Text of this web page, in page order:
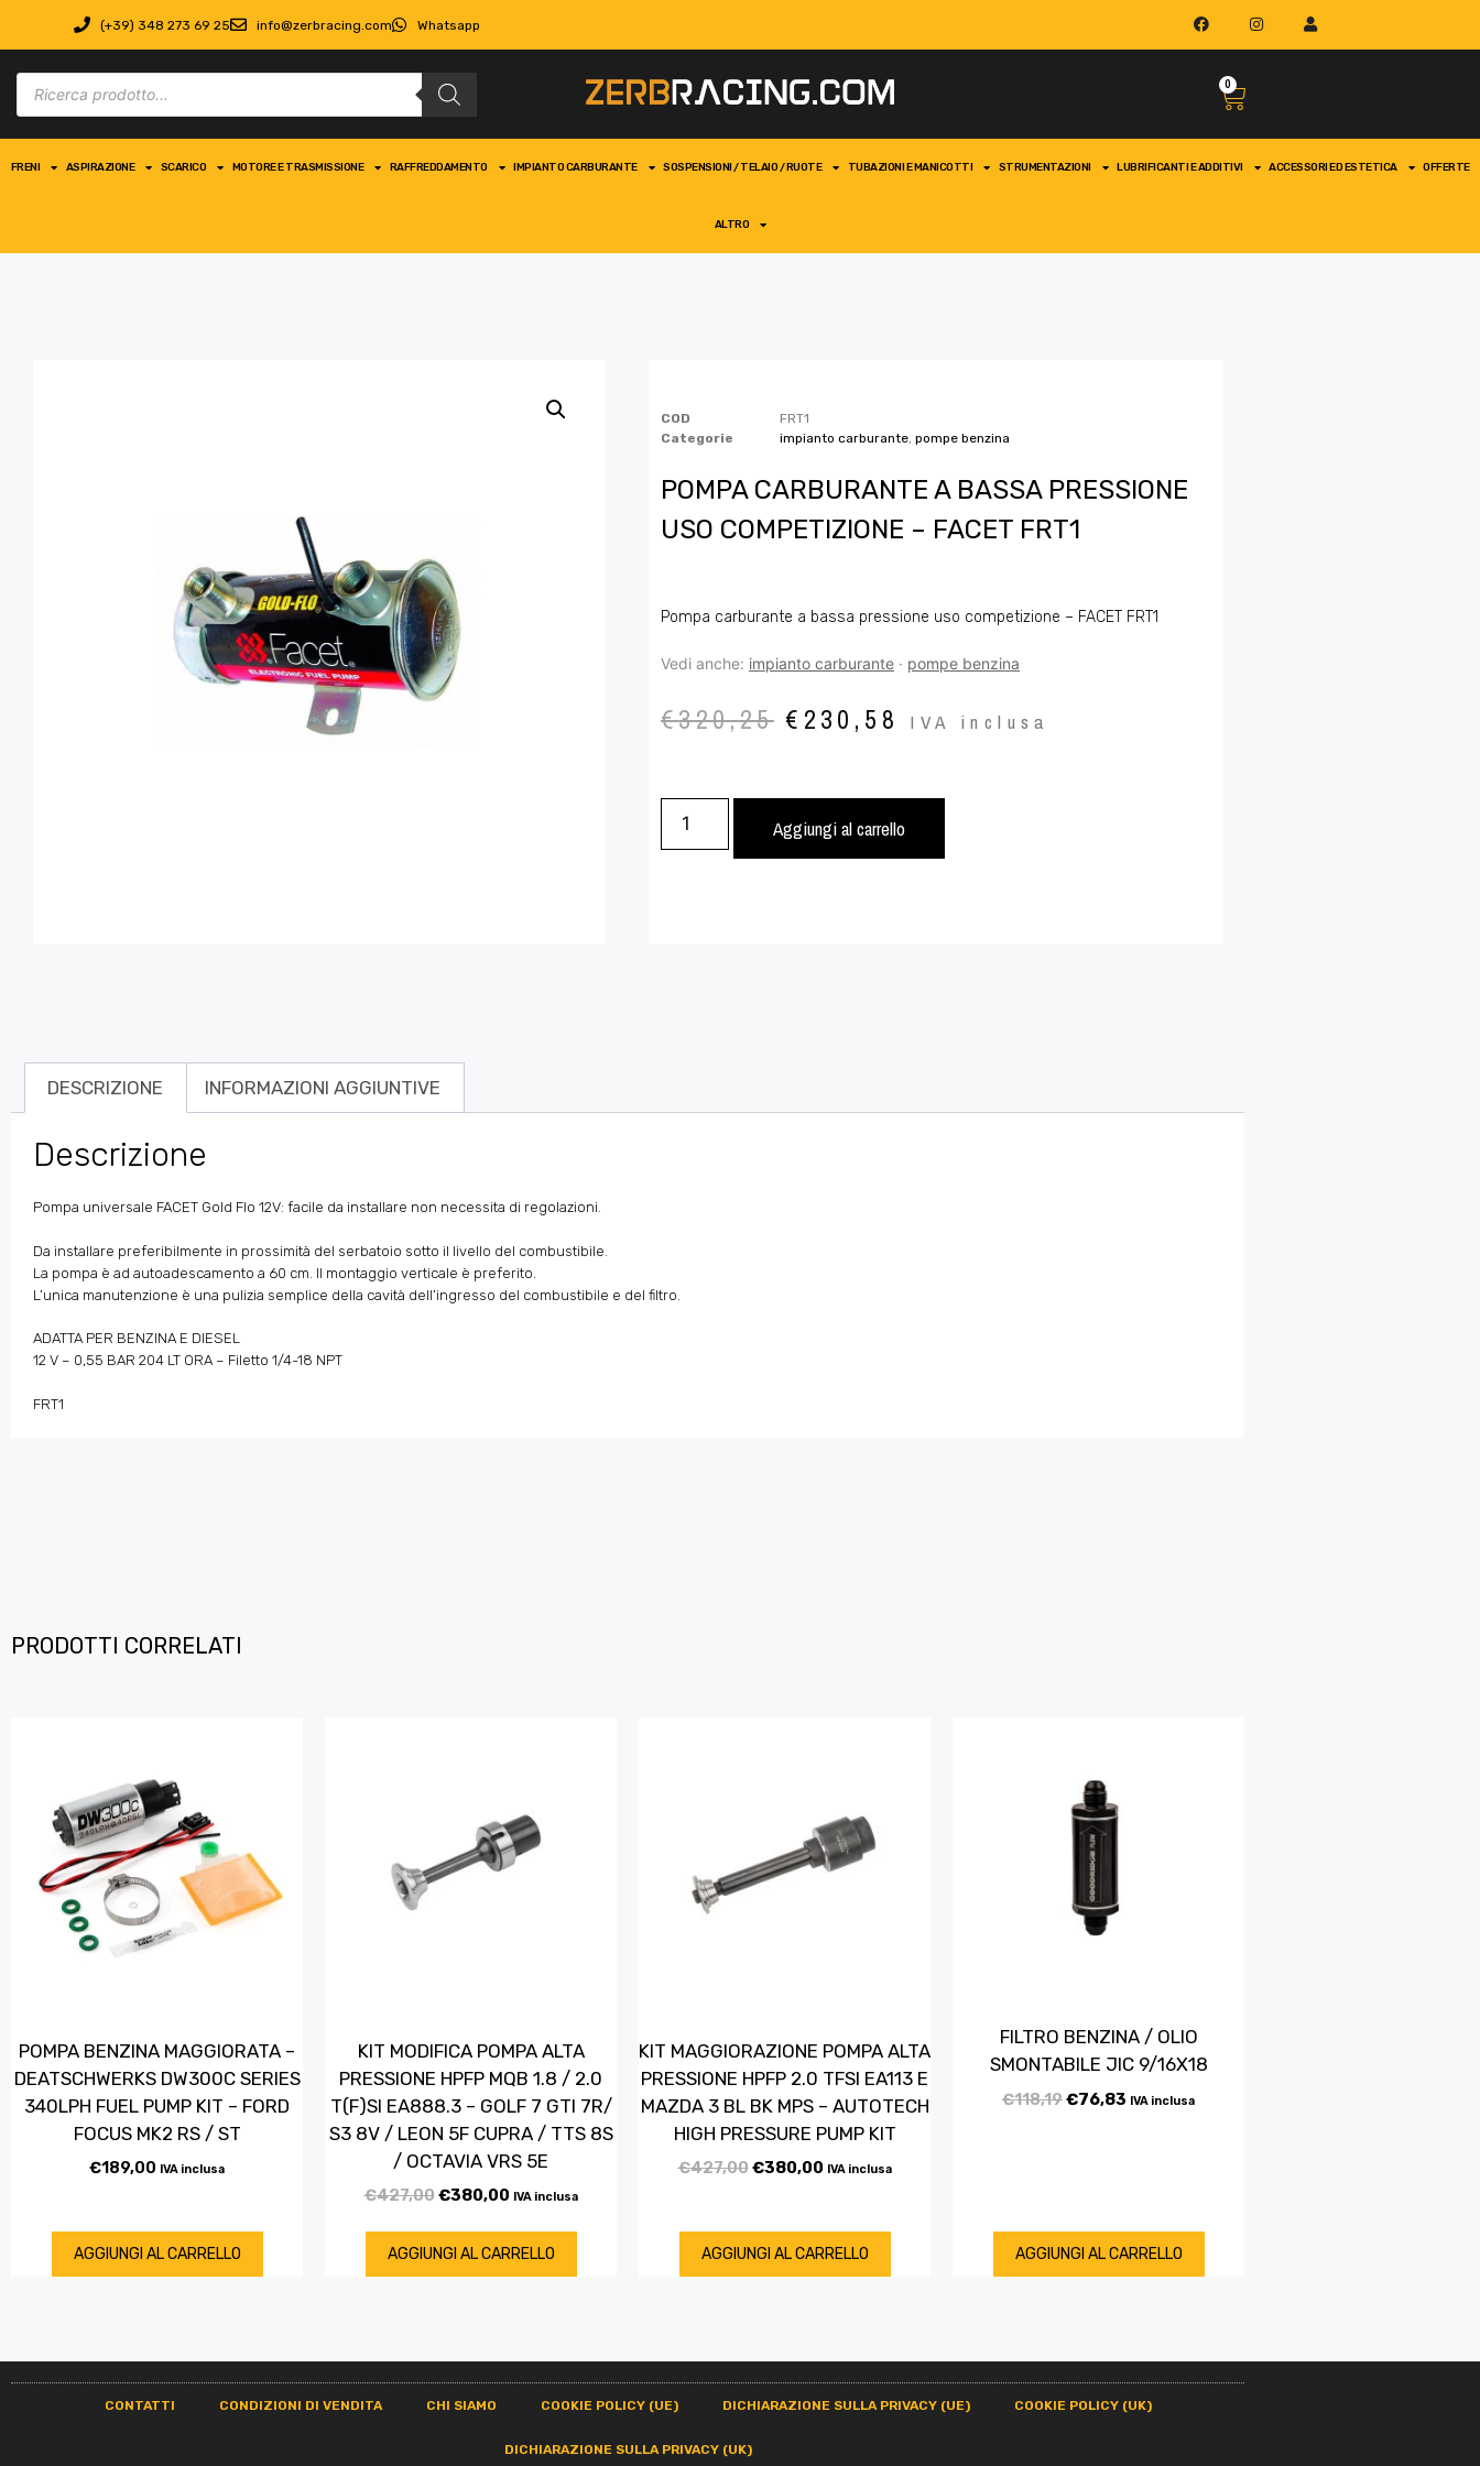
(+39) 348 273 69 25 info@zerbracing.com Whatsapp
0
FRENI ASPIRAZIONE SCARICO MOTORE E TRASMISSIONE RAFFREDDAMENTO IMPIANTO CARBURANTE SOSPENSIONI / TELAIO / RUOTE TUBAZIONI E MANICOTTI STRUMENTAZIONI LUBRIFICANTI E ADDITIVI ACCESSORI ED ESTETICA OFFERTE
ALTRO
COD
FRT1
Categorie
impianto carburante, pompe benzina
POMPA CARBURANTE A BASSA PRESSIONE
USO COMPETIZIONE – FACET FRT1
Pompa carburante a bassa pressione uso competizione – FACET FRT1
Vedi anche: impianto carburante · pompe benzina
€320,25 € 230,58 IVA inclusa
Aggiungi al carrello
DESCRIZIONE INFORMAZIONI AGGIUNTIVE
Descrizione
Pompa universale FACET Gold Flo 12V: facile da installare non necessita di regolazioni.
Da installare preferibilmente in prossimità del serbatoio sotto il livello del combustibile.
La pompa è ad autoadescamento a 60 cm. Il montaggio verticale è preferito.
L’unica manutenzione è una pulizia semplice della cavità dell’ingresso del combustibile e del filtro.
ADATTA PER BENZINA E DIESEL
12 V – 0,55 BAR 204 LT ORA – Filetto 1/4-18 NPT
FRT1
PRODOTTI CORRELATI
POMPA BENZINA MAGGIORATA –
DEATSCHWERKS DW300C SERIES
340LPH FUEL PUMP KIT – FORD
FOCUS MK2 RS / ST
€189,00 IVA inclusa
AGGIUNGI AL CARRELLO
KIT MODIFICA POMPA ALTA
PRESSIONE HPFP MQB 1.8 / 2.0
T(F)SI EA888.3 – GOLF 7 GTI 7R/
S3 8V / LEON 5F CUPRA / TTS 8S
/ OCTAVIA VRS 5E
€427,00€380,00 IVA inclusa
AGGIUNGI AL CARRELLO
KIT MAGGIORAZIONE POMPA ALTA
PRESSIONE HPFP 2.0 TFSI EA113 E
MAZDA 3 BL BK MPS – AUTOTECH
HIGH PRESSURE PUMP KIT
€427,00€380,00 IVA inclusa
AGGIUNGI AL CARRELLO
FILTRO BENZINA / OLIO
SMONTABILE JIC 9/16X18
€118,19€76,83 IVA inclusa
AGGIUNGI AL CARRELLO
CONTATTI CONDIZIONI DI VENDITA CHI SIAMO COOKIE POLICY (UE) DICHIARAZIONE SULLA PRIVACY (UE) COOKIE POLICY (UK)
DICHIARAZIONE SULLA PRIVACY (UK)